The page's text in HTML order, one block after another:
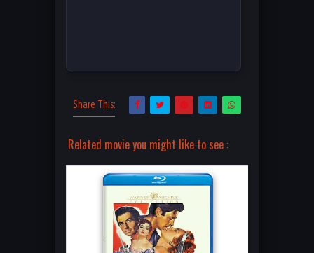
Share This:
Related movie you might like to see :